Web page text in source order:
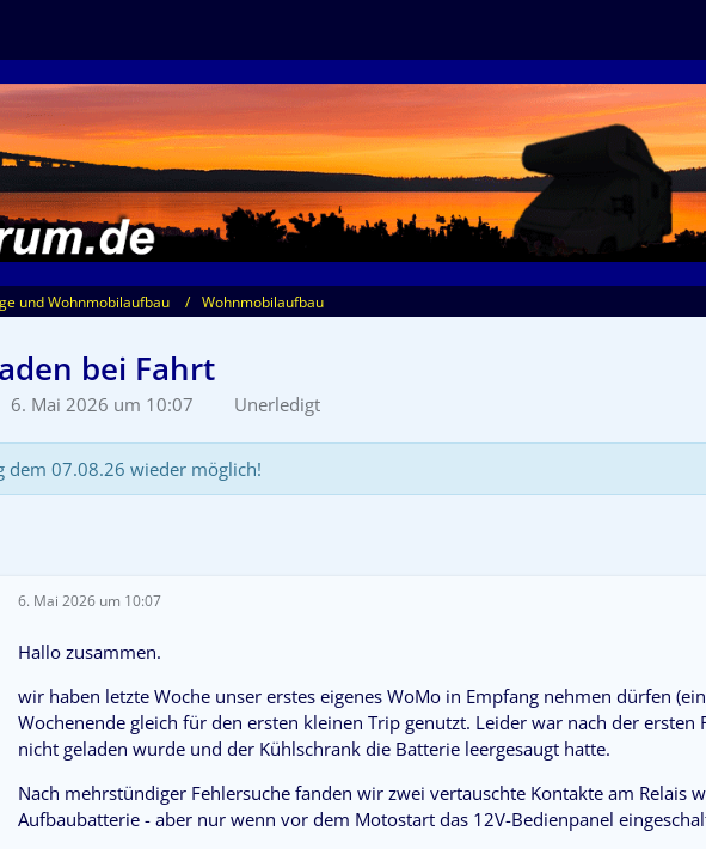
und Wohnmobilaufbau Wohnmobilaufbau
bei Fahrt
6. Mai 2026 um 10:07 Unerledigt
dem 07.08.26 wieder möglich!
6. Mai 2026 um 10:07
Hallo zusammen.
wir haben letzte Woche unser erstes eigenes WoMo in Empfang nehmen dürfen
Wochenende gleich für den ersten kleinen Trip genutzt. Leider war nach der
nicht geladen wurde und der Kühlschrank die Batterie leergesaugt hatte.
Nach mehrstündiger Fehlersuche fanden wir zwei vertauschte Kontakte am Relais
Aufbaubatterie - aber nur wenn vor dem Motostart das 12V-Bedienpanel